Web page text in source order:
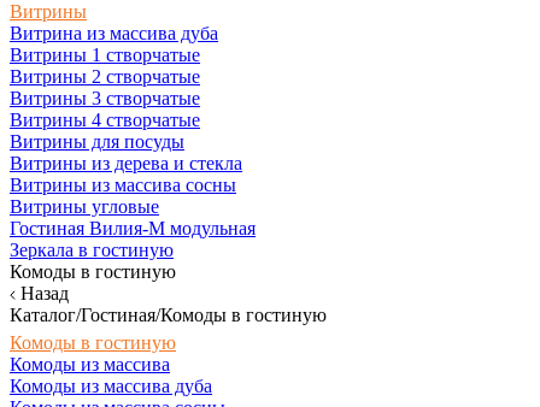
Витрины
Витрина из массива дуба
Витрины 1 створчатые
Витрины 2 створчатые
Витрины 3 створчатые
Витрины 4 створчатые
Витрины для посуды
Витрины из дерева и стекла
Витрины из массива сосны
Витрины угловые
Гостиная Вилия-М модульная
Зеркала в гостиную
Комоды в гостиную
Назад
Каталог/Гостиная/Комоды в гостиную
Комоды в гостиную
Комоды из массива
Комоды из массива дуба